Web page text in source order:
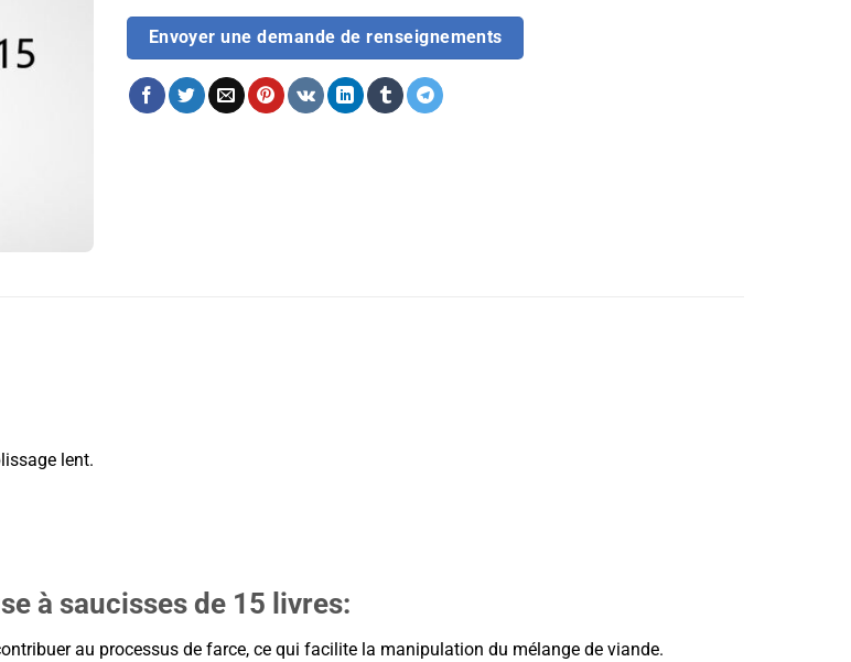
Envoyer une demande de renseignements
lent.
à saucisses de 15 livres:
au processus de farce, ce qui facilite la manipulation du mélange de viande.